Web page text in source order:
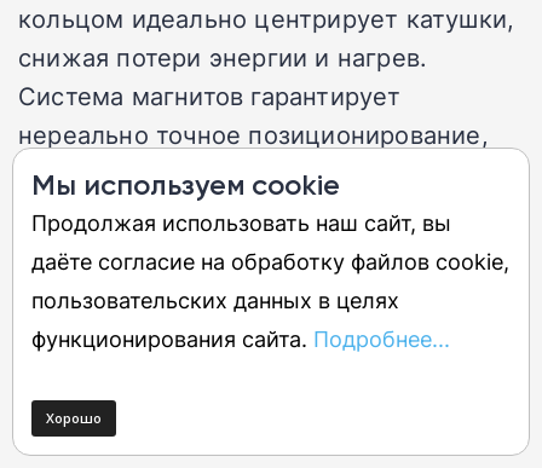
кольцом идеально центрирует катушки,
снижая потери энергии и нагрев.
Система магнитов гарантирует
нереально точное позиционирование,
что дико снижает выделение
избыточного тепла. Это решение не
устраняет проблему полностью, но
делает беспроводную зарядку
безопаснее для батареи.
Риск медленной проводной
зарядки и реальные цифры
Мы используем cookie
Продолжая использовать наш сайт, вы
даёте согласие на обработку файлов cookie,
пользовательских данных в целях
функционирования сайта. Подробнее...